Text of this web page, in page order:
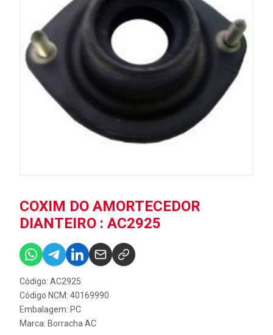
COXIM DO AMORTECEDOR
DIANTEIRO : AC2925
Código: AC2925
Código NCM: 40169990
Embalagem: PC
Marca: Borracha AC